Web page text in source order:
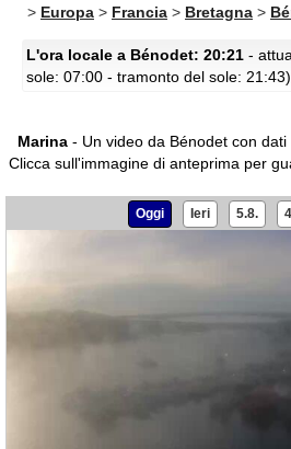
> Europa > Francia > Bretagna >
L'ora locale a Bénodet: 20:21 -
sole: 07:00 - tramonto del sole: 21:43)
Marina - Un video da Bénodet con
Clicca sull'immagine di anteprima per
Oggi Ieri 5.8.